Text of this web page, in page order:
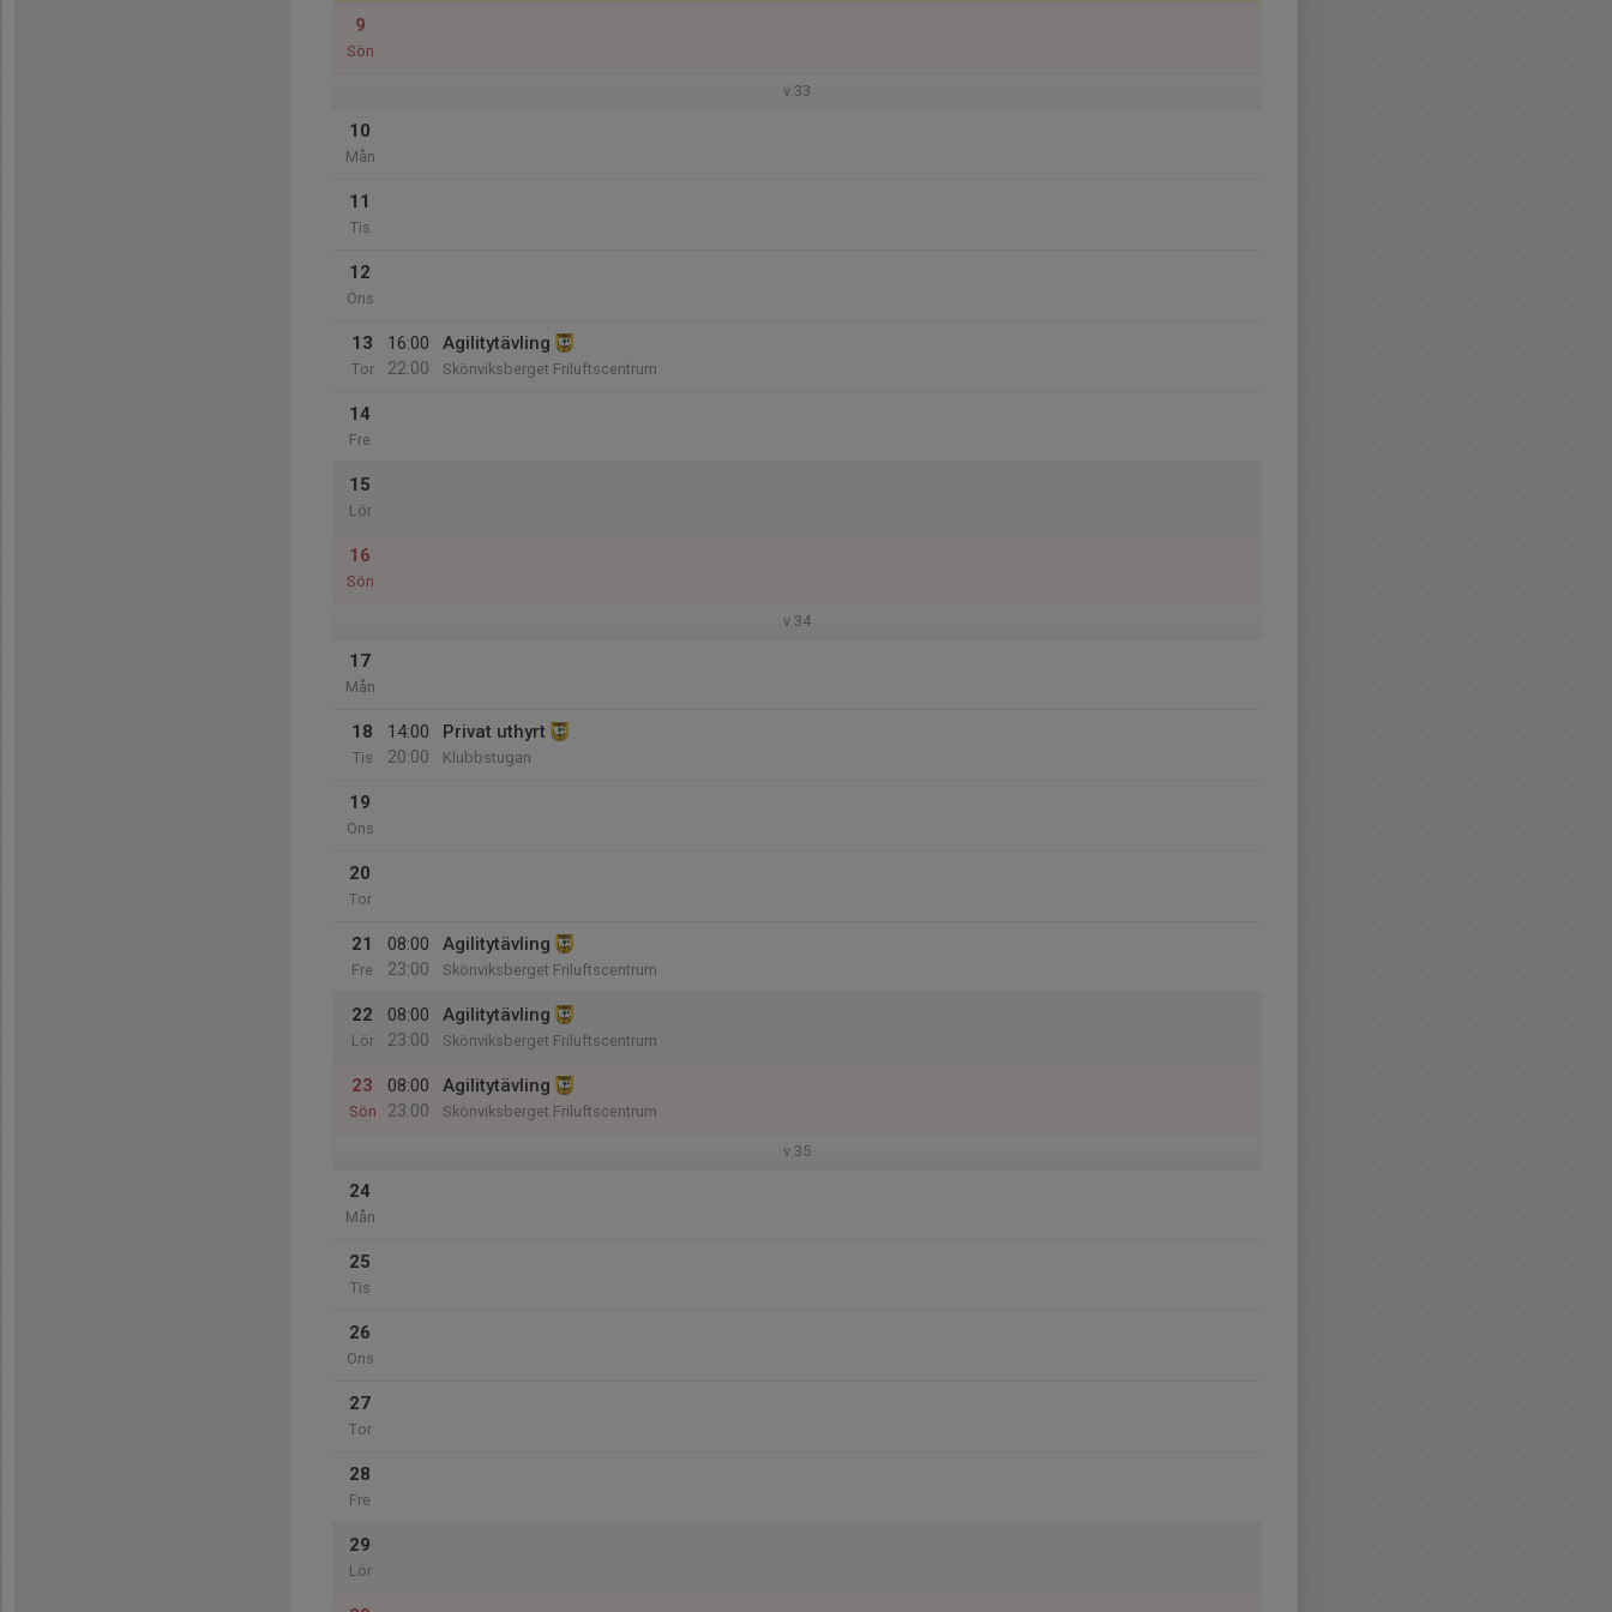
9
Sön
v.33
10
Mån
11
Tis
12
Ons
13
Tor
16:00
22:00
Agilitytävling
Skönviksberget Friluftscentrum
14
Fre
15
Lör
16
Sön
v.34
17
Mån
18
Tis
14:00
20:00
Privat uthyrt
Klubbstugan
19
Ons
20
Tor
21
Fre
08:00
23:00
Agilitytävling
Skönviksberget Friluftscentrum
22
Lör
08:00
23:00
Agilitytävling
Skönviksberget Friluftscentrum
23
Sön
08:00
23:00
Agilitytävling
Skönviksberget Friluftscentrum
v.35
24
Mån
25
Tis
26
Ons
27
Tor
28
Fre
29
Lör